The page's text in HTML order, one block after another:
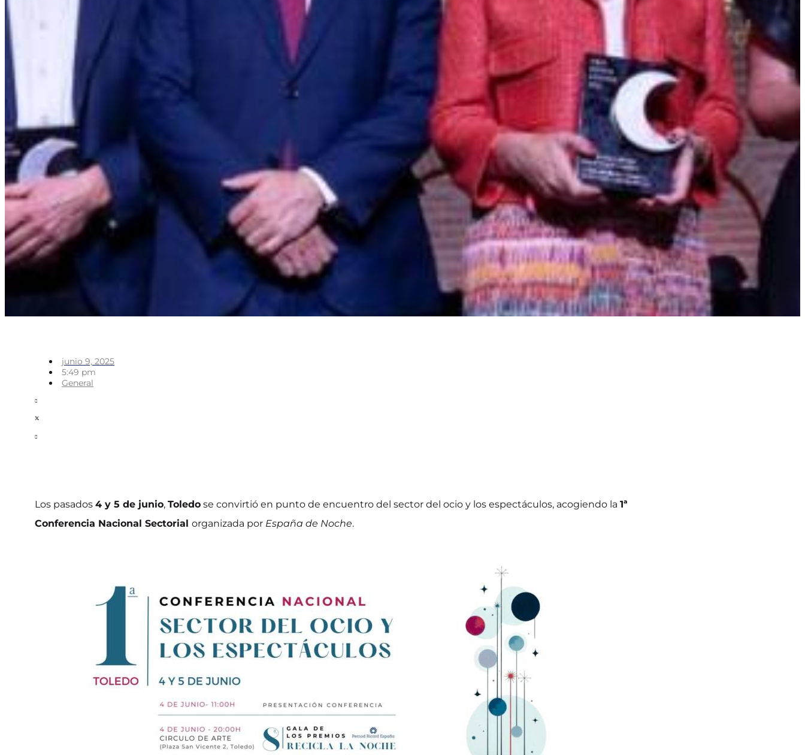
junio 9, 2025
5:49 pm
General
Los pasados 4 y 5 de junio, Toledo se convirtió en punto de encuentro del sector del ocio y los espectáculos, acogiendo la 1ª
Conferencia Nacional Sectorial organizada por España de Noche.